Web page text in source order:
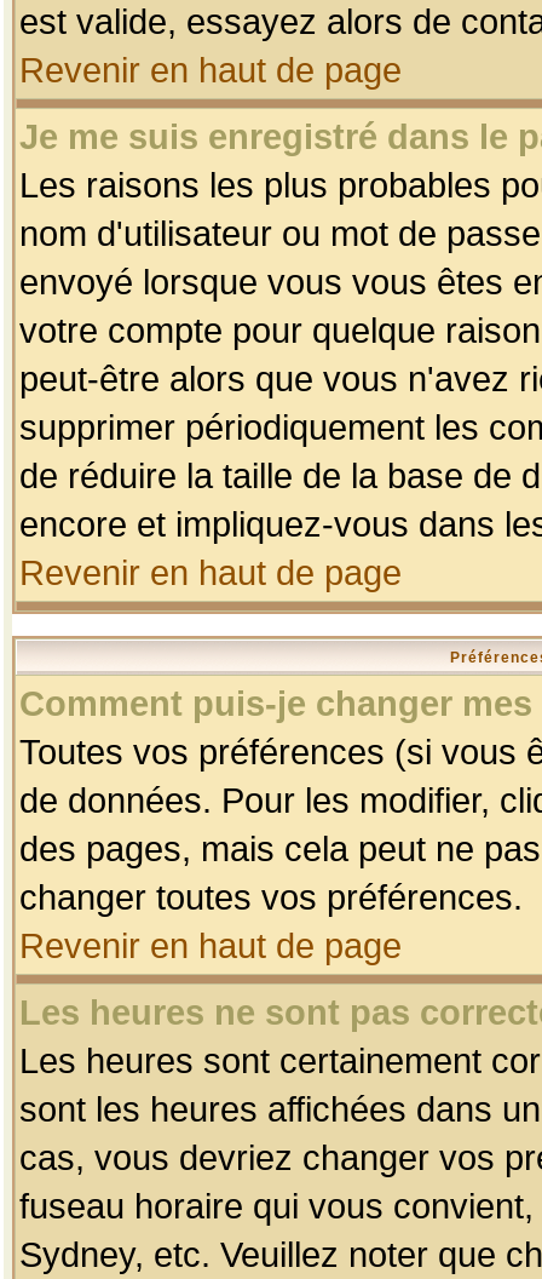
est valide, essayez alors de
Revenir en haut de page
Je me suis enregistré dans le
Les raisons les plus probables
nom d'utilisateur ou mot de
envoyé lorsque vous vous êtes
votre compte pour quelque
peut-être alors que vous n'avez
supprimer périodiquement les
de réduire la taille de la base de
encore et impliquez-vous dans
Revenir en haut de page
Comment puis-je changer
Toutes vos préférences (si vous
de données. Pour les modifier,
des pages, mais cela peut ne
changer toutes vos préférences.
Revenir en haut de page
Les heures ne sont pas
Les heures sont certainement
sont les heures affichées dans
cas, vous devriez changer vos
fuseau horaire qui vous
Sydney, etc. Veuillez noter que